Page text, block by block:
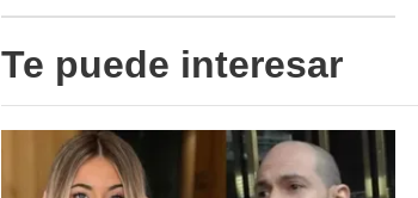
Te puede interesar